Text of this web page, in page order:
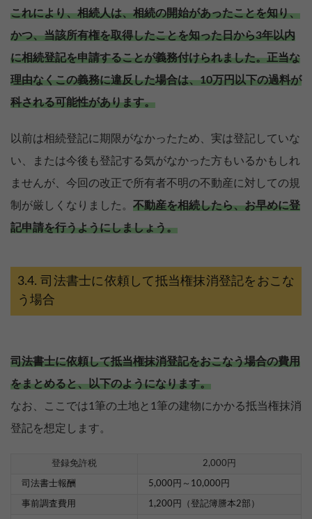
これにより、相続人は、相続の開始があったことを知り、
かつ、当該所有権を取得したことを知った日から3年以内
に相続登記を申請することが義務付けられました。正当な
理由なくこの義務に違反した場合は、10万円以下の過料が
科される可能性があります。
以前は相続登記に期限がなかったため、実は登記していな
い、または今後も登記する気がなかった方もいるかもしれ
ませんが、今回の改正で所有者不明の不動産に対しての規
制が厳しくなりました。 不動産を相続したら、お早めに登
記申請を行うようにしましょう。
司法書士に依頼して抵当権抹消登記をおこな
う場合
司法書士に依頼して抵当権抹消登記をおこなう場合の費用
をまとめると、以下のようになります。
なお、ここでは1筆の土地と1筆の建物にかかる抵当権抹消
登記を想定します。
登録免許税 2,000円
司法書士報酬 5,000円～10,000円
事前調査費用 1,200円（登記簿謄本2部）